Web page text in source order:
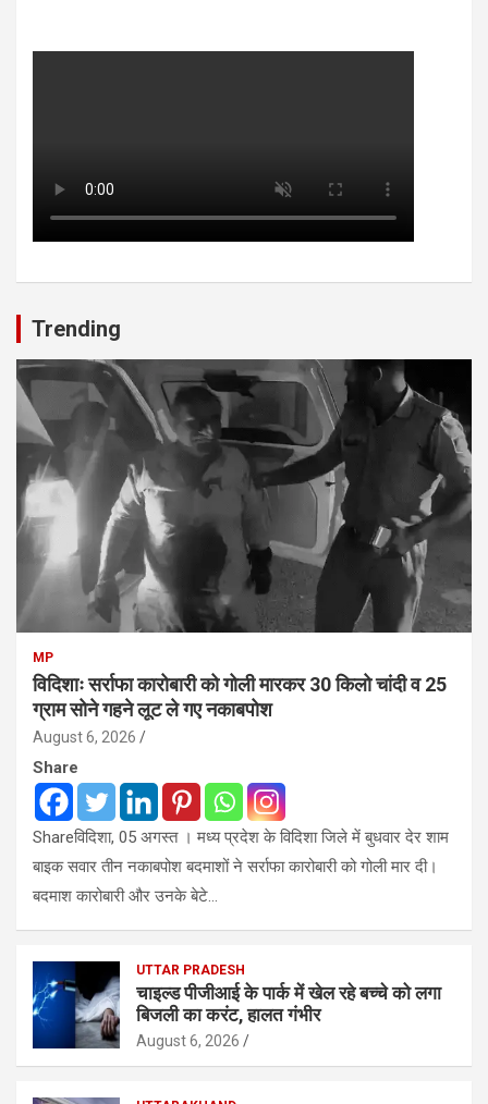
Trending
MP
विदिशाः सर्राफा कारोबारी को गोली मारकर 30 किलो चांदी व 25
ग्राम सोने गहने लूट ले गए नकाबपोश
August 6, 2026
Share
Shareविदिशा, 05 अगस्त । मध्य प्रदेश के विदिशा जिले में बुधवार देर शाम
बाइक सवार तीन नकाबपोश बदमाशों ने सर्राफा कारोबारी को गोली मार दी।
बदमाश कारोबारी और उनके बेटे…
UTTAR PRADESH
चाइल्ड पीजीआई के पार्क में खेल रहे बच्चे को लगा
बिजली का करंट, हालत गंभीर
August 6, 2026